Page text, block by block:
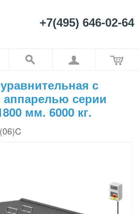
+7(495) 646-02-64
с
серии
мм. 6000 кг.